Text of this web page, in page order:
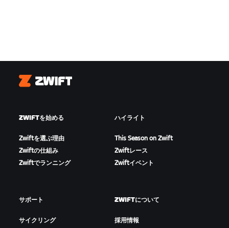
Zwift
ZWIFTを始める
Zwiftを選ぶ理由
Zwiftの仕組み
Zwiftでランニング
ハイライト
This Season on Zwift
Zwiftレース
Zwiftイベント
サポート
サイクリング
ZWIFTについて
採用情報